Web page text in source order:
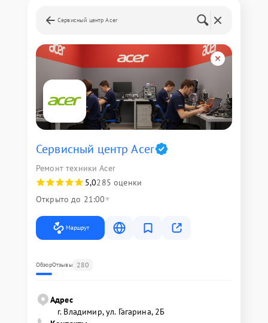
Сервисный центр Acer
Сервисный центр Acer
Ремонт техники Acer
5,0285 оценки
Открыто до 21:00
Маршрут
ОбзорОтзывы 280
Адрес
г. Владимир, ул. Гагарина, 2Б